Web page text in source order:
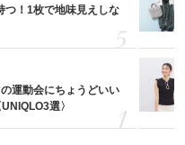
つ！1枚で地味見えしな
運動会にちょうどいい
選〉